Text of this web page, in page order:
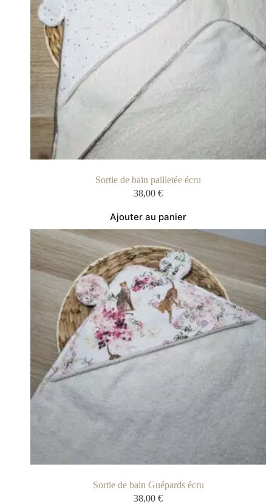
Sortie de bain pailletée écru
38,00 €
Ajouter au panier
Sortie de bain Guépards écru
38,00 €